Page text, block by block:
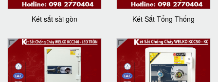
Két sắt sài gòn Két Sắt Tổng Thống